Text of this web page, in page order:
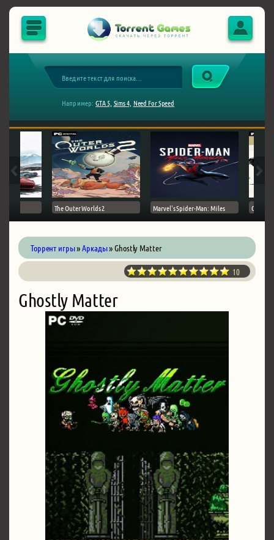
Например: GTA 5, Sims 4, Need For Speed
The Outer Worlds 2 Marvel's Spider-Man: Miles Ghost
Торрент игры»Аркады» Ghostly Matter
10
Ghostly Matter